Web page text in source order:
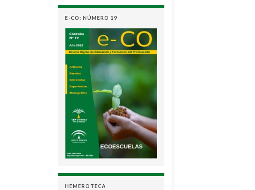
E-CO: NÚMERO 19
HEMEROTECA